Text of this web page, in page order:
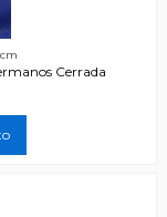
Cerrada